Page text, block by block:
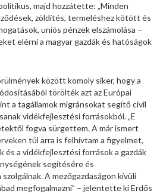
majd hozzátette: „Minden
zöldítés, termeléshez kötött és
uniós pénzek elszámolása –
elérni a magyar gazdák és hatóságok
között komoly siker, hogy a
törölték azt az Európai
a tagállamok migránsokat segítő civil
vidékfejlesztési forrásokból. „E
fogva sürgettem. A már ismert
túl arra is felhívtam a figyelmet,
és a vidékfejlesztési források a gazdák
segítésére és
A mezőgazdaságon kívüli
megfogalmazni” – jelentette ki Erdős